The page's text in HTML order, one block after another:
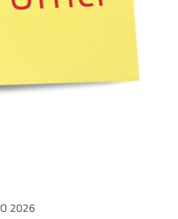
2026